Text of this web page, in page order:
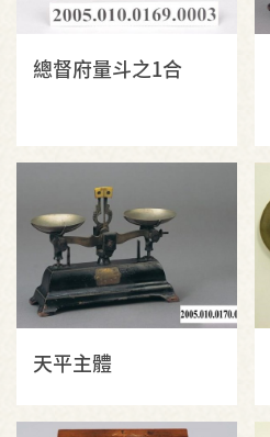
總督府量斗之1合
天平主體